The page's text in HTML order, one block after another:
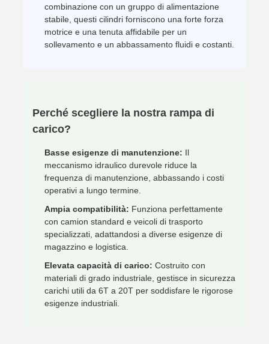
combinazione con un gruppo di alimentazione
stabile, questi cilindri forniscono una forte forza
motrice e una tenuta affidabile per un
sollevamento e un abbassamento fluidi e costanti.
Perché scegliere la nostra rampa di
carico?
Basse esigenze di manutenzione: Il
meccanismo idraulico durevole riduce la
frequenza di manutenzione, abbassando i costi
operativi a lungo termine.
Ampia compatibilità: Funziona perfettamente
con camion standard e veicoli di trasporto
specializzati, adattandosi a diverse esigenze di
magazzino e logistica.
Elevata capacità di carico: Costruito con
materiali di grado industriale, gestisce in sicurezza
carichi utili da 6T a 20T per soddisfare le rigorose
esigenze industriali.